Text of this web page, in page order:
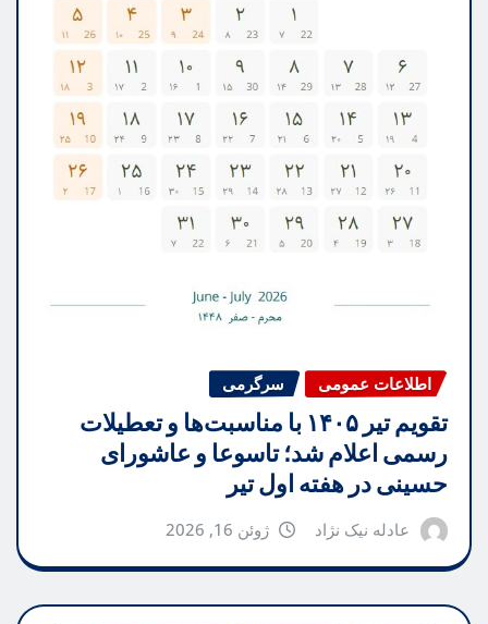
اطلاعات عمومی سرگرمی
تقویم تیر ۱۴۰۵ با مناسبت‌ها و تعطیلات
رسمی اعلام شد؛ تاسوعا و عاشورای
حسینی در هفته اول تیر
عادله نیک نژاد ژوئن 16, 2026